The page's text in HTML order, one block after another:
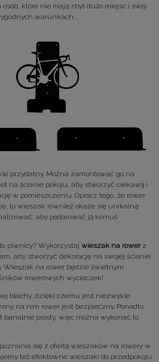
osób, które nie mają zbyt dużo miejsc i swój
warunkach.
przydatny. Można zamontować go na
na ścianie pokoju, aby stworzyć ciekawą i
w pomieszczeniu. Oprócz tego, że rower
to wieszak również okaże się unikalną
aby podarować ją komuś
piwnicy? Wykorzystaj wieszak na rowerz
aby stworzyć dekorację na swojej ścianie
Wieszak na rower będzie świetnym
rowerowych wycieczek!
blachy, dzięki czemu jest niezwykle
na nim rower jest bezpieczny. Ponadto
banalnie prosty, więc można wykonać to
się z ofertą wieszaków na rowery w
też efektowne wieszaki do przedpokoju